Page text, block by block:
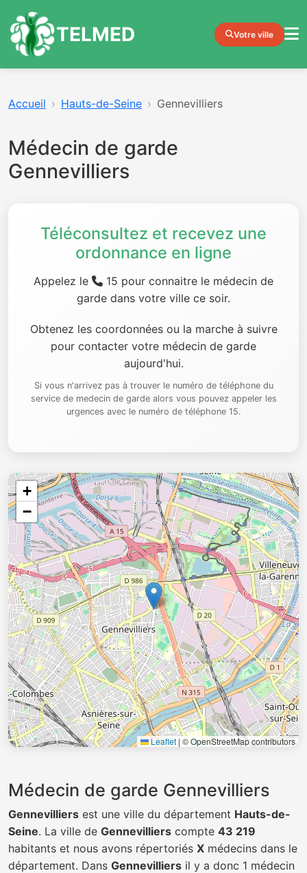
TELMED Votre ville
Accueil Hauts-de-Seine Gennevilliers
Médecin de garde
Gennevilliers
Téléconsultez et recevez une
ordonnance en ligne
Appelez le
15 pour connaitre le médecin de
garde dans votre ville ce soir.
Obtenez les coordonnées ou la marche à suivre
pour contacter votre médecin de garde
aujourd'hui.
Si vous n'arrivez pas à trouver le numéro de téléphone du
service de medecin de garde alors vous pouvez appeler les
urgences avec le numéro de téléphone 15.
+
−
Leaflet | © OpenStreetMap contributors
Médecin de garde Gennevilliers
Gennevilliers est une ville du département Hauts-de-
Seine. La ville de Gennevilliers compte 43 219
habitants et nous avons répertoriés X médecins dans le
département. Dans Gennevilliers il y a donc 1 médecin